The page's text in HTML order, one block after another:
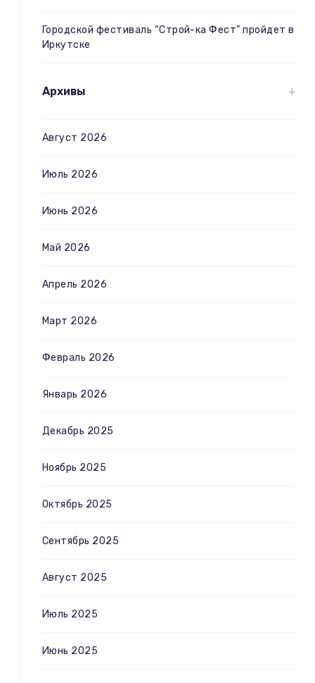
Городской фестиваль “Строй-ка Фест” пройдет в
Иркутске
Архивы
Август 2026
Июль 2026
Июнь 2026
Май 2026
Апрель 2026
Март 2026
Февраль 2026
Январь 2026
Декабрь 2025
Ноябрь 2025
Октябрь 2025
Сентябрь 2025
Август 2025
Июль 2025
Июнь 2025